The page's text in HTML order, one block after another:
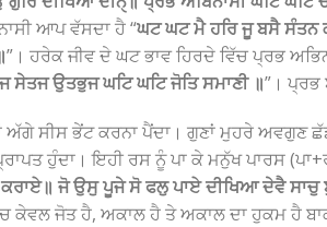
ਆਪ ਵੱਸਦਾ ਹੈ “ਘਟ ਘਟ ਮੈ ਹਰਿ ਜੂ ਬਸੈ ਸੰਤਨ
”। ਹਰੇਕ ਜੀਵ ਦੇ ਘਟ ਭਾਵ ਹਿਰਦੇ ਵਿੱਚ ਪ੍ਰਭ
ਸੇਤਜ ਉਤਭੁਜ ਘਟਿ ਘਟਿ ਜੋਤਿ ਸਮਾਣੀ ॥”। ਪ੍ਰਭ
ਸੀਸ ਭੇਂਟ ਕਰਨਾ ਪੈਂਦਾ। ਗੁਣਾਂ ਮੁਹਰੇ ਅਵਗੁਣ
ਹੁੰਦਾ। ਇਹੀ ਰਸ ਨੂੰ ਪਾ ਕੇ ਮਨੁੱਖ ਪਾਰਸ
ਜੋ ਉਸੁ ਪੂਜੇ ਸੋ ਫਲੁ ਪਾਏ ਦੀਖਿਆ ਦੇਵੈ ਸਾਚੁ
ਕੇਵਲ ਜੋਤ ਹੈ, ਅਕਾਲ ਹੈ ਤੇ ਅਕਾਲ ਦਾ ਹੁਕਮ ਹੈ